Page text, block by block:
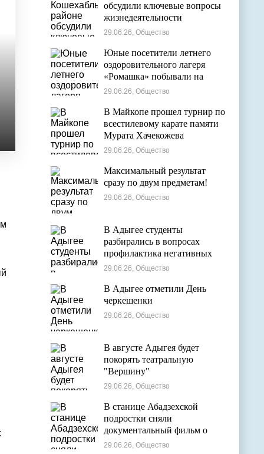
обсудили ключевые вопросы
жизнедеятельности
муниципалитета
29.06.26, Общество
Юные посетители летнего
оздоровительного лагеря
«Ромашка» побывали на
экскурсии в Дондуковском
29.06.26, Общество
В Майкопе прошел турнир по
всестилевому карате памяти
Мурата Хачекожева
29.06.26, Общество
Максимальный результат
сразу по двум предметам!
29.06.26, Общество
В Адыгее студенты
разбирались в вопросах
профилактика негативных
явлений в молодежной среде
29.06.26, Общество
В Адыгее отметили День
черкешенки
29.06.26, Общество
В августе Адыгея будет
покорять театральную
"Вершину"
29.06.26, Общество
В станице Абадзехской
подростки сняли
документальный фильм о
цирковой студии
29.06.26, Общество